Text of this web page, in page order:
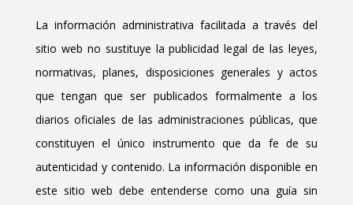
La información administrativa facilitada a través del
sitio web no sustituye la publicidad legal de las leyes,
normativas, planes, disposiciones generales y actos
que tengan que ser publicados formalmente a los
diarios oficiales de las administraciones públicas, que
constituyen el único instrumento que da fe de su
autenticidad y contenido. La información disponible en
este sitio web debe entenderse como una guía sin